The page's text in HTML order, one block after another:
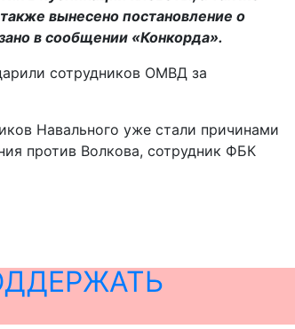
вынесено постановление о
в сообщении «Конкорда».
сотрудников ОМВД за
Навального уже стали причинами
против Волкова, сотрудник ФБК